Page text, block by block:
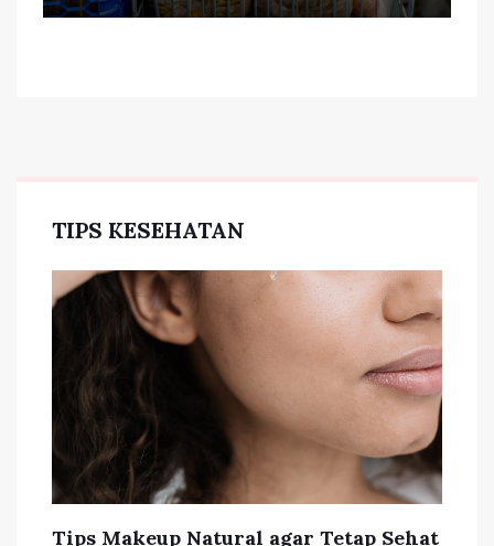
TIPS KESEHATAN
Tips Makeup Natural agar Tetap Sehat